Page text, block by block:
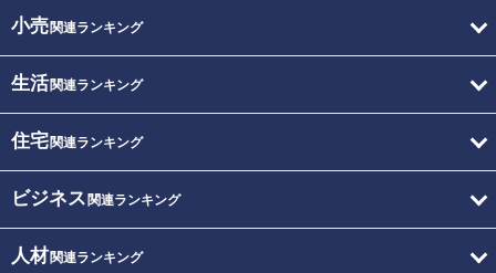
小売関連ランキング
生活関連ランキング
住宅関連ランキング
ビジネス 関連ランキング
人材関連ランキング